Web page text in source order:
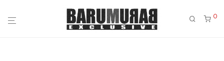
0